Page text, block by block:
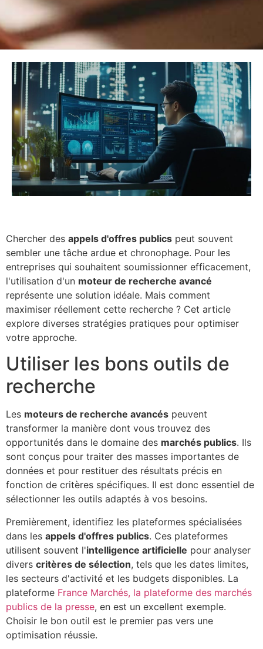
Chercher des appels d'offres publics peut souvent
sembler une tâche ardue et chronophage. Pour les
entreprises qui souhaitent soumissionner efficacement,
l'utilisation d'un moteur de recherche avancé
représente une solution idéale. Mais comment
maximiser réellement cette recherche ? Cet article
explore diverses stratégies pratiques pour optimiser
votre approche.
Utiliser les bons outils de
recherche
Les moteurs de recherche avancés peuvent
transformer la manière dont vous trouvez des
opportunités dans le domaine des marchés publics. Ils
sont conçus pour traiter des masses importantes de
données et pour restituer des résultats précis en
fonction de critères spécifiques. Il est donc essentiel de
sélectionner les outils adaptés à vos besoins.
Premièrement, identifiez les plateformes spécialisées
dans les appels d'offres publics. Ces plateformes
utilisent souvent l'intelligence artificielle pour analyser
divers critères de sélection, tels que les dates limites,
les secteurs d'activité et les budgets disponibles. La
plateforme France Marchés, la plateforme des marchés
publics de la presse, en est un excellent exemple.
Choisir le bon outil est le premier pas vers une
optimisation réussie.